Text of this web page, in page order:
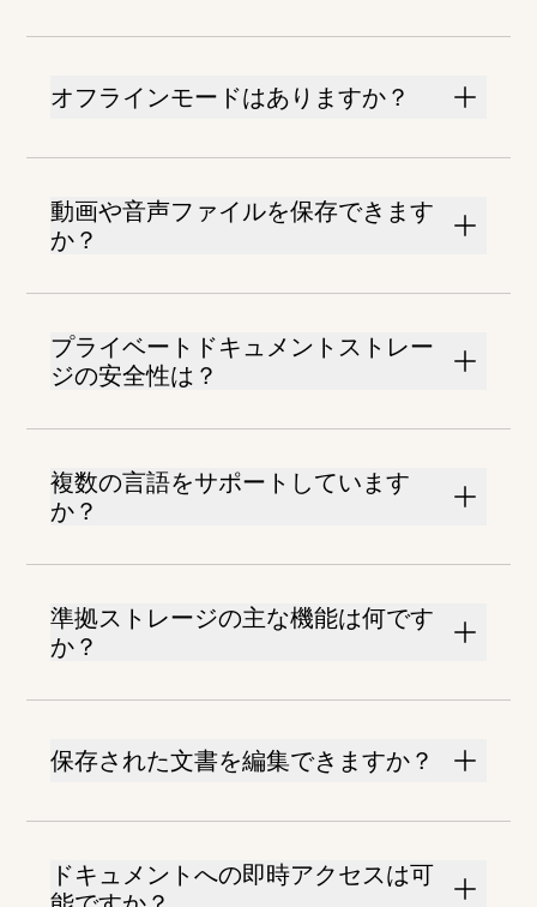
オフラインモードはありますか？
動画や音声ファイルを保存できます
か？
プライベートドキュメントストレー
ジの安全性は？
複数の言語をサポートしています
か？
準拠ストレージの主な機能は何です
か？
保存された文書を編集できますか？
ドキュメントへの即時アクセスは可